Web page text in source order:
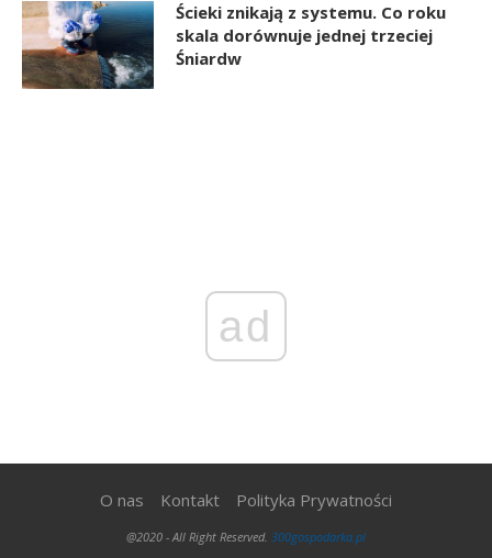
Ścieki znikają z systemu. Co roku
skala dorównuje jednej trzeciej
Śniardw
ad
O nas Kontakt Polityka Prywatności
@2020 - All Right Reserved. 300gospodarka.pl